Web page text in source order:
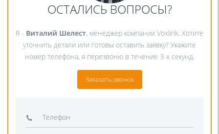
ОСТАЛИСЬ ВОПРОСЫ?
Я - Виталий Шелест, менеджер компании Voxlink. Хотите
уточнить детали или готовы оставить заявку? Укажите
номер телефона, я перезвоню в течение 3-х секунд.
Заказать звонок